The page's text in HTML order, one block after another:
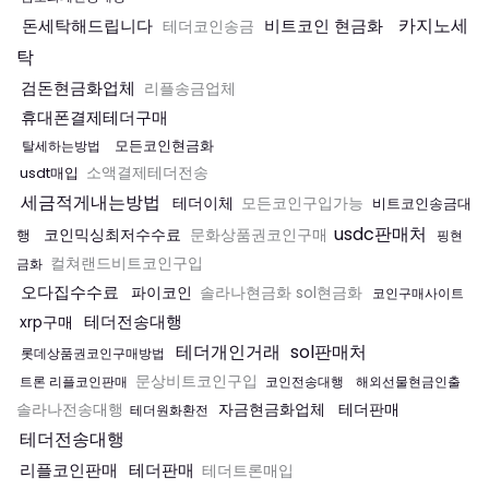
돈세탁해드립니다 테더코인송금 비트코인 현금화
카지노세
탁
검돈현금화업체 리플송금업체
휴대폰결제테더구매
탈세하는방법
모든코인현금화
usdt매입 소액결제테더전송
세금적게내는방법 테더이체 모든코인구입가능 비트코인송금대
행
코인믹싱최저수수료 문화상품권코인구매 usdc판매처
핑현
금화 컬쳐랜드비트코인구입
오다집수수료 파이코인 솔라나현금화 sol현금화 코인구매사이트
xrp구매 테더전송대행
롯데상품권코인구매방법 테더개인거래 sol판매처
트론 리플코인판매 문상비트코인구입 코인전송대행 해외선물현금인출
솔라나전송대행 테더원화환전 자금현금화업체 테더판매
테더전송대행
리플코인판매 테더판매 테더트론매입